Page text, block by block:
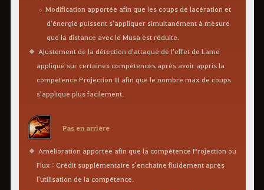
Modification apportée afin que les coups de lacération et
d'énergie puissent s'appliquer simultanément à mesure
que la distance avec le Musa est réduite.
Ajustement de la détection d'attaque de l'effet de Lame
appliqué sur certaines compétences après avoir appris la
compétence Projection III afin que le nombre max de coups
s'applique plus facilement.
Pas en arrière
Amélioration apportée afin que la compétence Projection ou
Flux : Crédit supplémentaire s'enchaîne fluidement après
l'utilisation de la compétence.